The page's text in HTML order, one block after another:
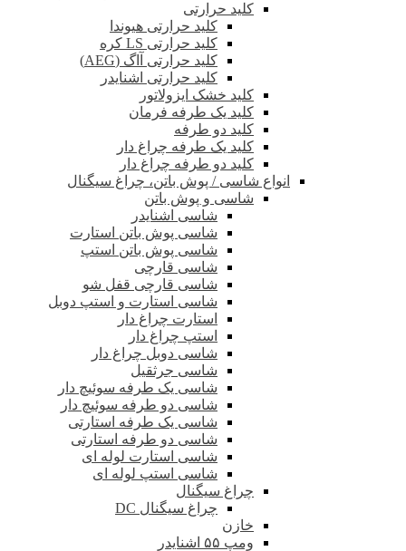
کلید حرارتی
کلید حرارتی هیوندا
کلید حرارتی LS کره
کلید حرارتی آاگ (AEG)
کلید حرارتی اشنایدر
کلید خشک ایزولاتور
کلید یک طرفه فرمان
کلید دو طرفه
کلید یک طرفه چراغ دار
کلید دو طرفه چراغ دار
انواع شاسی / پوش باتن، چراغ سیگنال
شاسی و پوش باتن
شاسی اشنایدر
شاسی پوش باتن استارت
شاسی پوش باتن استپ
شاسی قارچی
شاسی قارچی قفل شو
شاسی استارت و استپ دوبل
استارت چراغ دار
استپ چراغ دار
شاسی دوبل چراغ دار
شاسی جرثقیل
شاسی یک طرفه سوئیچ دار
شاسی دو طرفه سوئیچ دار
شاسی یک طرفه استارتی
شاسی دو طرفه استارتی
شاسی استارت لوله ای
شاسی استپ لوله ای
چراغ سیگنال
چراغ سیگنال DC
خازن
ومپ ۵۵ اشنایدر